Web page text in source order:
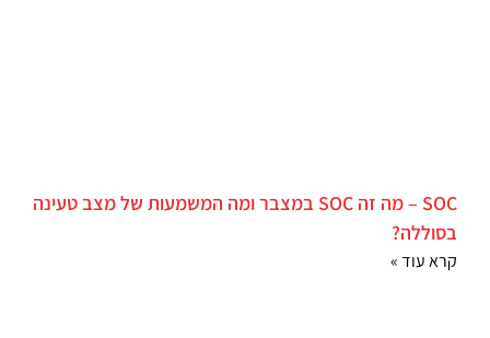
SOC – מה זה SOC במצבר ומה המשמעות של מצב טעינה
בסוללה?
קרא עוד »